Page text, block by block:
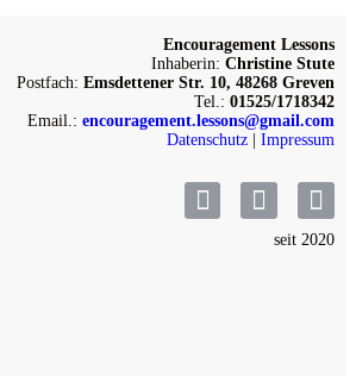
Encouragement Lessons
Inhaberin: Christine Stute
Postfach: Emsdettener Str. 10, 48268 Greven
Tel.: 01525/1718342
Email.: encouragement.lessons@gmail.com
Datenschutz
Impressum
seit 2020